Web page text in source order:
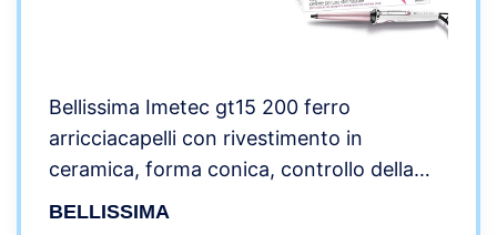
Bellissima Imetec gt15 200 ferro
arricciacapelli con rivestimento in
ceramica, forma conica, controllo della
temperatura
BELLISSIMA